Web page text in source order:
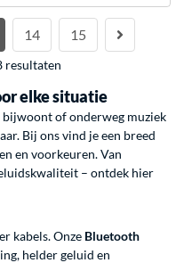
14 15
resultaten
elke situatie
bijwoont of onderweg muziek
Bij ons vind je een breed
en voorkeuren. Van
– ontdek hier
kabels. Onze Bluetooth
helder geluid en